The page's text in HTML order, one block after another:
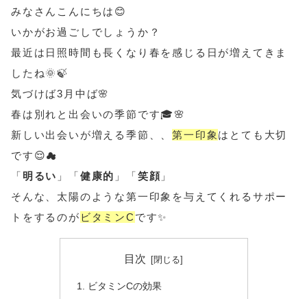
みなさんこんにちは😊
いかがお過ごしでしょうか？
最近は日照時間も長くなり春を感じる日が増えてきま
したね🌞🍃
気づけば3月中ば🌸
春は別れと出会いの季節です🎓🌸
新しい出会いが増える季節、、第一印象はとても大切
です😌☁︎
「 明るい 」「健康的 」「笑顔 」
そんな、太陽のような第一印象を与えてくれるサポー
トをするのが ビタミンC です✨
目次
ビタミンCの効果